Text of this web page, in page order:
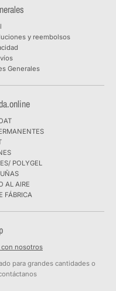
y reembolsos
Generales
POLYGEL
AL AIRE
FÁBRICA
nosotros
para grandes cantidades o